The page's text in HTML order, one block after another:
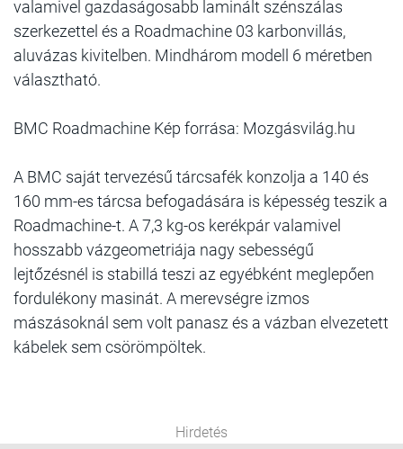
valamivel gazdaságosabb laminált szénszálas
szerkezettel és a Roadmachine 03 karbonvillás,
aluvázas kivitelben. Mindhárom modell 6 méretben
választható.
BMC Roadmachine Kép forrása: Mozgásvilág.hu
A BMC saját tervezésű tárcsafék konzolja a 140 és
160 mm-es tárcsa befogadására is képesség teszik a
Roadmachine-t. A 7,3 kg-os kerékpár valamivel
hosszabb vázgeometriája nagy sebességű
lejtőzésnél is stabillá teszi az egyébként meglepően
fordulékony masinát. A merevségre izmos
mászásoknál sem volt panasz és a vázban elvezetett
kábelek sem csörömpöltek.
Hirdetés